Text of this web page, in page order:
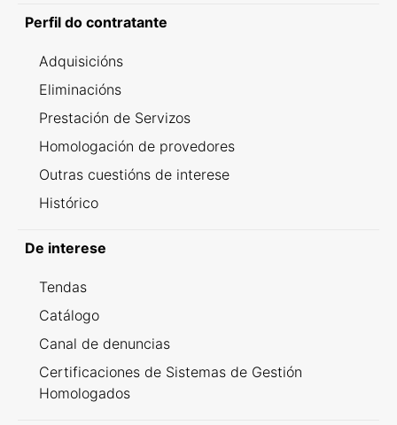
Perfil do contratante
Adquisicións
Eliminacións
Prestación de Servizos
Homologación de provedores
Outras cuestións de interese
Histórico
De interese
Tendas
Catálogo
Canal de denuncias
Certificaciones de Sistemas de Gestión
Homologados